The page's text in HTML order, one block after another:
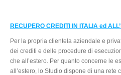
RECUPERO CREDITI IN ITALIA ed
Per la propria clientela aziendale e
dei crediti e delle procedure di
che all’estero. Per quanto concerne le
all’estero, lo Studio dispone di una rete